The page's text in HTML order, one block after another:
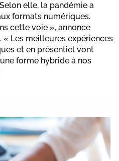
elle, la pandémie a
formats numériques.
cette voie », annonce
« Les meilleures expériences
et en présentiel vont
forme hybride à nos